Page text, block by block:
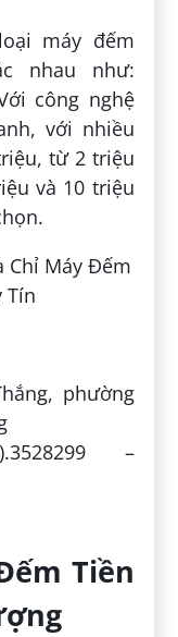
máy đếm
nhau như:
công nghệ
với nhiều
từ 2 triệu
và 10 triệu
phường
–
Tiền